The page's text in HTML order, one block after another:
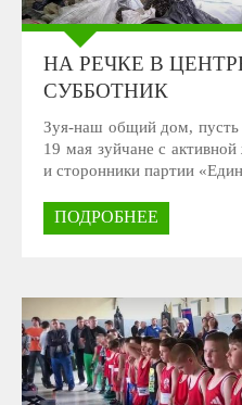
НА РЕЧКЕ В
СУББОТНИК
Зуя-наш общий дом, пусть
19 мая зуйчане с
и сторонники партии
ПОДРОБНЕЕ